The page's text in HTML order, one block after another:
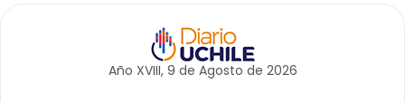
Año XVIII, 9 de Agosto de 2026